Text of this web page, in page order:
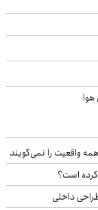
واقعیت را نمی‌گویند
داخلی